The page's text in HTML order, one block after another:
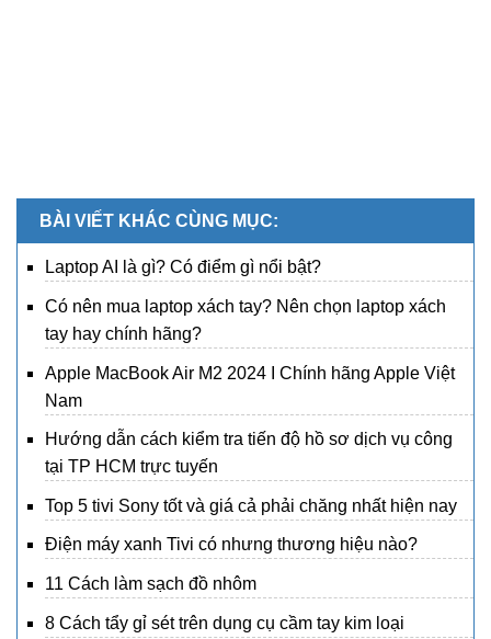
BÀI VIẾT KHÁC CÙNG MỤC:
Laptop AI là gì? Có điểm gì nổi bật?
Có nên mua laptop xách tay? Nên chọn laptop xách
tay hay chính hãng?
Apple MacBook Air M2 2024 I Chính hãng Apple Việt
Nam
Hướng dẫn cách kiểm tra tiến độ hồ sơ dịch vụ công
tại TP HCM trực tuyến
Top 5 tivi Sony tốt và giá cả phải chăng nhất hiện nay
Điện máy xanh Tivi có nhưng thương hiệu nào?
11 Cách làm sạch đồ nhôm
8 Cách tẩy gỉ sét trên dụng cụ cầm tay kim loại